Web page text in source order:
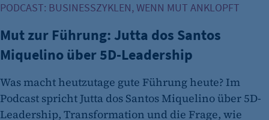
480 Tage
etracker Analytics
Name:
Anbieter:
etracker GmbH
PODCAST: BUSINESSZYKLEN, WENN MUT ANKLOPFT
Mut zur Führung: Jutta dos Santos
Miquelino über 5D-Leadership
Was macht heutzutage gute Führung heute? Im
Podcast spricht Jutta dos Santos Miquelino über 5D-
Leadership, Transformation und die Frage, wie